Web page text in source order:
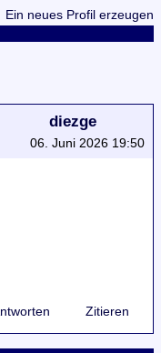
Ein neues Profil erzeugen
diezge
06. Juni 2026 19:50
Zitieren